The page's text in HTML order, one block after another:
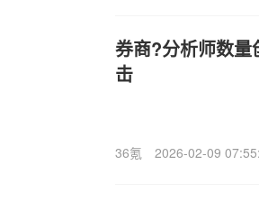
券商?分析师数量
击
36氪 2026-02-09